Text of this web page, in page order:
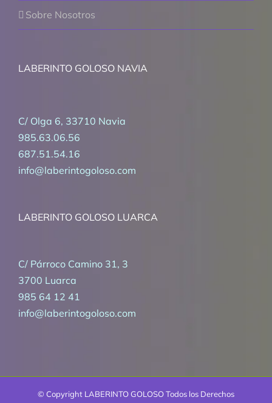
Sobre Nosotros
LABERINTO GOLOSO NAVIA
C/ Olga 6, 33710 Navia
985.63.06.56
687.51.54.16
info@laberintogoloso.com
LABERINTO GOLOSO LUARCA
C/ Párroco Camino 31, 3
3700 Luarca
985 64 12 41
info@laberintogoloso.com
© Copyright LABERINTO GOLOSO Todos los Derechos